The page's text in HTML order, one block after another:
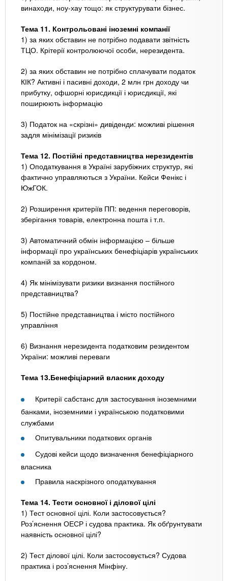
винаходи, ноу-хау тощо: як структурувати бізнес.
Тема 11. Контрольовані іноземні компанії
1) за яких обставин не потрібно подавати звітність
ТЦО. Крітерії контролюючої особи, нерезидента.
2) за яких обставин не потрібно сплачувати податок
КІК? Активні і пасивні доходи, 2 млн грн доходу чи
прибутку, офшорні юрисдикції і юрисдикції, які
поширюють інформацію
3) Податок на «скрізні» дивіденди: можливі рішення
задля мінімізації ризиків
Тема 12. Постійні представництва нерезидентів
1) Оподаткування в Україні зарубіжних структур, які
фактично управляються з України. Кейси Фенікс і
ЮжГОК.
2) Розширення критеріїв ПП: ведення переговорів,
зберігання товарів, електронна пошта і т.п.
3) Автоматичний обмін інформацією – більше
інформації про українських бенефіціарів українських
компаній за кордоном.
4) Як мінімізувати ризики визнання постійного
представництва?
5) Постійне представництва і місто постійного
управління
6) Визнання нерезидента податковим резидентом
України: можливі переваги
Тема 13.Бенефіціарний власник доходу
Критерії сабстанс для застосування іноземними
банками, іноземними і українською податковими
службами
Опитувальники податкових органів
Судові кейси щодо визначення бенефіціарного
власника
Правила наскрізного оподаткування
Тема 14. Тести основної і ділової цілі
1) Тест основної цілі. Коли застосовується?
Роз’яснення ОЕСР і судова практика. Як обґрунтувати
наявність основної цілі?
2) Тест ділової цілі. Коли застосовується? Судова
практика і роз’яснення Мінфіну.